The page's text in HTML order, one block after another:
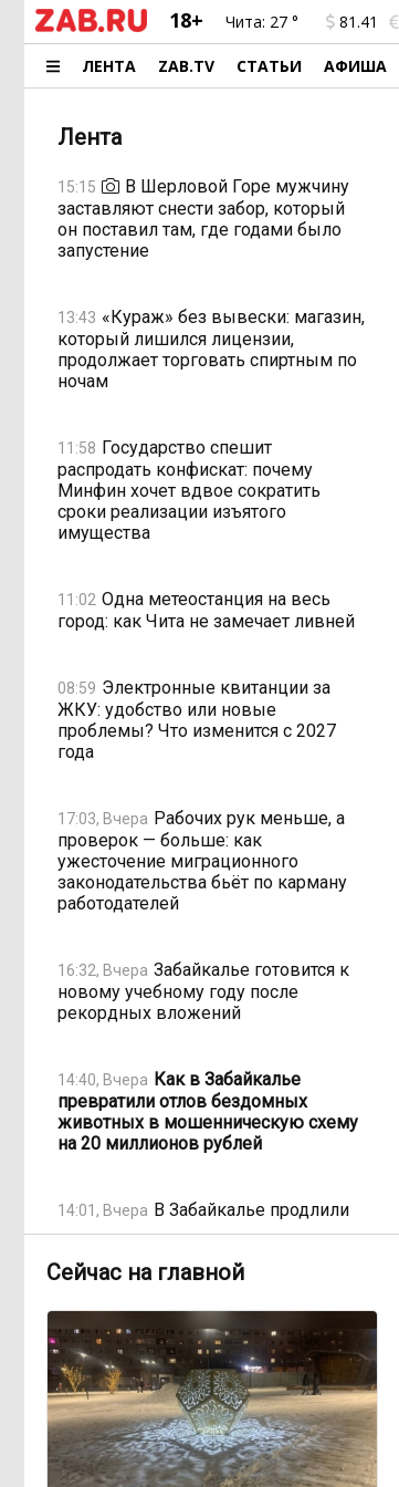
18+ Чита: 27 ° 81.41
ЛЕНТА ZAB.TV СТАТЬИ АФИША
Лента
15:15
В Шерловой Горе мужчину
заставляют снести забор, который
он поставил там, где годами было
запустение
13:43 «Кураж» без вывески: магазин,
который лишился лицензии,
продолжает торговать спиртным по
ночам
11:58 Государство спешит
распродать конфискат: почему
Минфин хочет вдвое сократить
сроки реализации изъятого
имущества
11:02 Одна метеостанция на весь
город: как Чита не замечает ливней
08:59 Электронные квитанции за
ЖКУ: удобство или новые
проблемы? Что изменится с 2027
года
17:03, Вчера Рабочих рук меньше, а
проверок — больше: как
ужесточение миграционного
законодательства бьёт по карману
работодателей
16:32, Вчера Забайкалье готовится к
новому учебному году после
рекордных вложений
14:40, Вчера Как в Забайкалье
превратили отлов бездомных
животных в мошенническую схему
на 20 миллионов рублей
14:01, Вчера В Забайкалье продлили
запрет купания на Арахлее и Кеноне
ТГК-14 заплатит государству за
пользование Кеноном и Ингодой
12:33, Вчера Этно-парк, который до
сих пор не готов, работает почти три
года: что не так с Сухотино?
Сейчас на главной